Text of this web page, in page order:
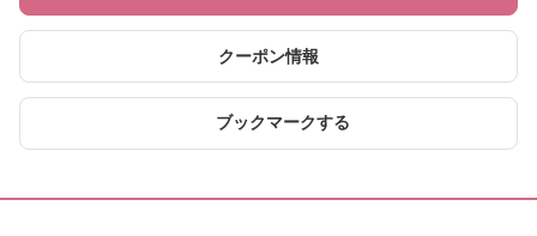
クーポン情報
ブックマークする